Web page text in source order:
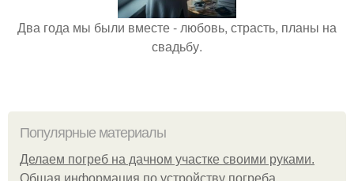
Два года мы были вместе - любовь, страсть, планы на
свадьбу.
Популярные материалы
Делаем погреб на дачном участке своими руками.
Общая информация по устройству погреба